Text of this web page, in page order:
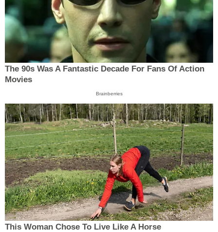
The 90s Was A Fantastic Decade For Fans Of Action
Movies
Brainberries
This Woman Chose To Live Like A Horse